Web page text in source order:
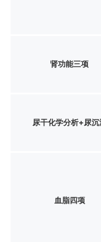
肾功能三项
尿干化学分析+尿沉
血脂四项